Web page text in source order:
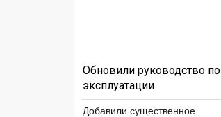
Обновили руководство по
эксплуатации
Добавили существенное